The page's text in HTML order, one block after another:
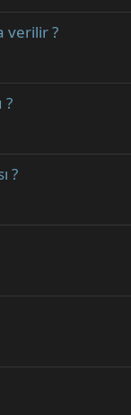
verilir ?
?
?